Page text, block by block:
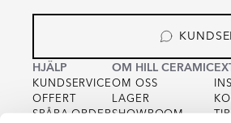
HJÄLP
KUNDSERVICE
OFFERT
SPÅRA ORDER
OM HILL CERAMIC
OM OSS
LAGER
SHOWROOM